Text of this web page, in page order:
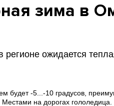
зима в
ожидается
будет -5...-10 градусов,
Местами на дорогах